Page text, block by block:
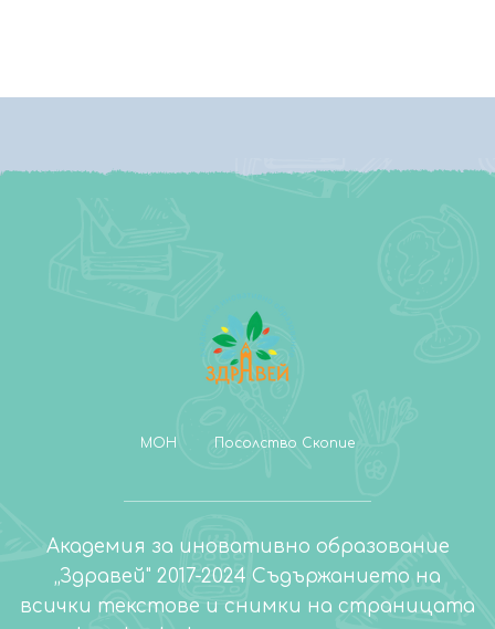
МОН Посолство Скопие
Академия за иновативно образование
„Здравей" 2017-2024 Съдържанието на
всички текстове и снимки на страницата